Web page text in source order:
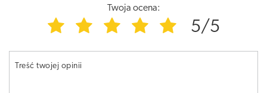
Twoja ocena:
5/5
Treść twojej opinii